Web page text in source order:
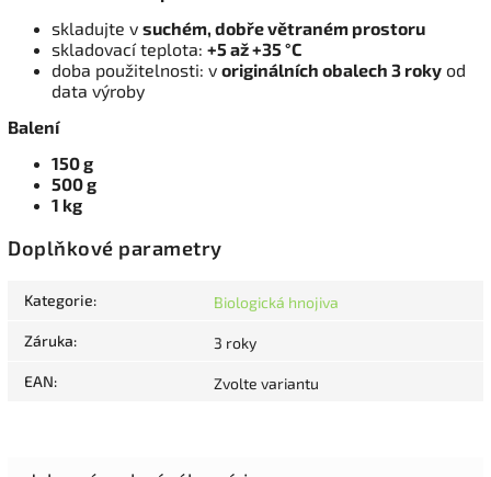
skladujte v suchém, dobře větraném prostoru
skladovací teplota: +5 až +35 °C
doba použitelnosti: v originálních obalech 3 roky od
data výroby
Balení
150 g
500 g
1 kg
Doplňkové parametry
Kategorie: Biologická hnojiva
Záruka: 3 roky
EAN: Zvolte variantu